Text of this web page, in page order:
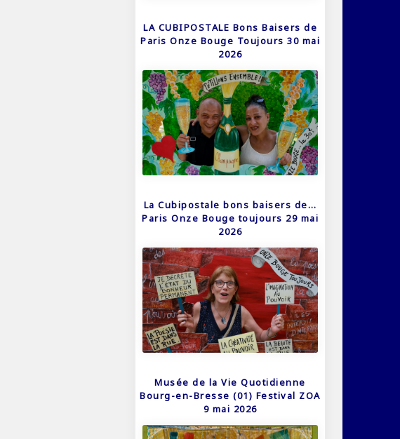
LA CUBIPOSTALE Bons Baisers de
Paris Onze Bouge Toujours 30 mai
2026
La Cubipostale bons baisers de…
Paris Onze Bouge toujours 29 mai
2026
Musée de la Vie Quotidienne
Bourg-en-Bresse (01) Festival ZOA
9 mai 2026